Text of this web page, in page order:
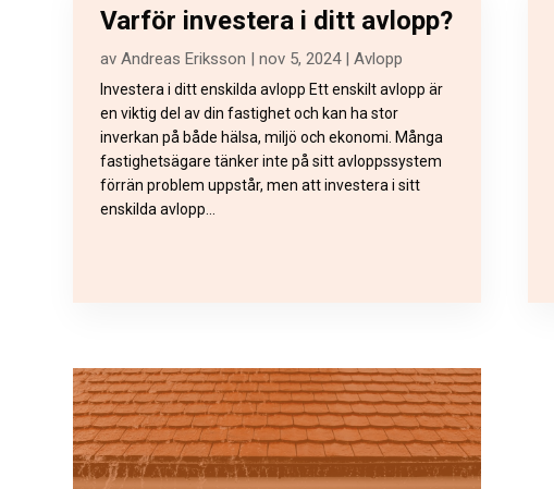
Varför investera i ditt avlopp?
avAndreas Eriksson |nov 5, 2024|Avlopp
Investera i ditt enskilda avlopp Ett enskilt avlopp är
en viktig del av din fastighet och kan ha stor
inverkan på både hälsa, miljö och ekonomi. Många
fastighetsägare tänker inte på sitt avloppssystem
förrän problem uppstår, men att investera i sitt
enskilda avlopp...